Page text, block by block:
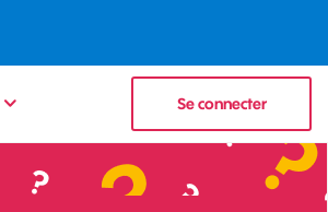
Se connecter